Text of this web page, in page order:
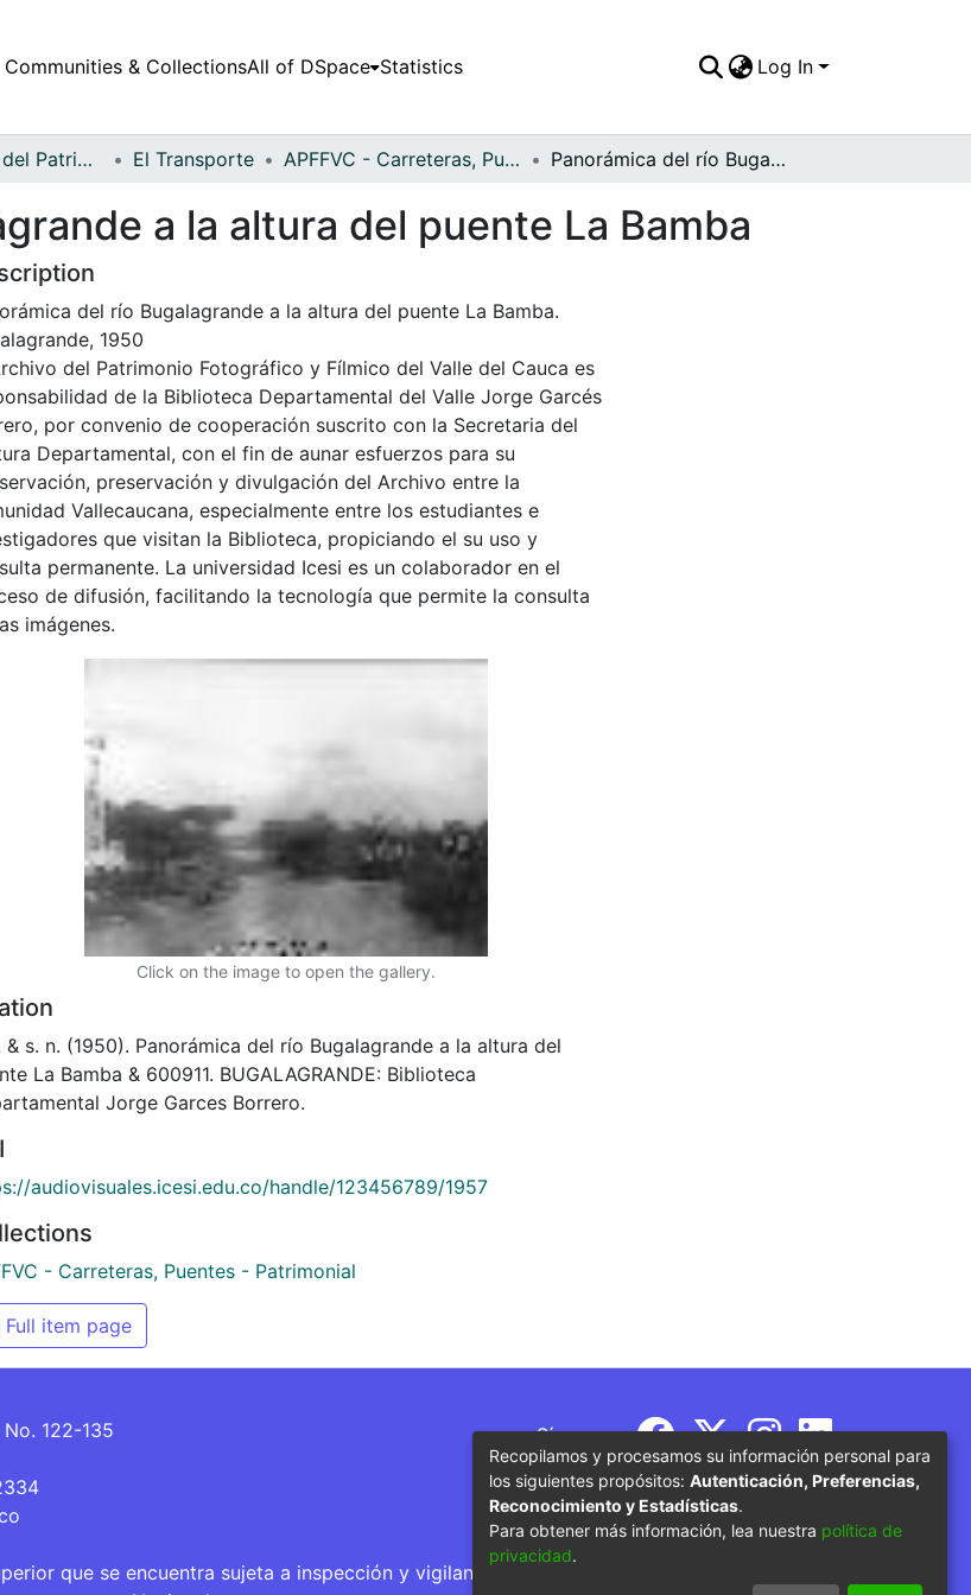
Communities & CollectionsAll of DSpace Statistics Log In
Fondo Archivo del Patrimonio Fotográfico y Fílmico del Valle del Cauca El Transporte APFFVC - Carreteras, Puentes - Patrimonial Panorámica del río Bugalagrande a la altura del puente La Bamba
a la altura del puente La Bamba
del río Bugalagrande a la altura del puente La Bamba.
1950
del Patrimonio Fotográfico y Fílmico del Valle del Cauca es
de la Biblioteca Departamental del Valle Jorge Garcés
por convenio de cooperación suscrito con la Secretaria del
Departamental, con el fin de aunar esfuerzos para su
preservación y divulgación del Archivo entre la
Vallecaucana, especialmente entre los estudiantes e
que visitan la Biblioteca, propiciando el su uso y
permanente. La universidad Icesi es un colaborador en el
de difusión, facilitando la tecnología que permite la consulta
imágenes.
Click on the image to open the gallery.
& s. n. (1950). Panorámica del río Bugalagrande a la altura del
La Bamba & 600911. BUGALAGRANDE: Biblioteca
Jorge Garces Borrero.
audiovisuales.icesi.edu.co/handle/123456789/1957
- Carreteras, Puentes - Patrimonial
Full item page
122-135
Síguenos
que se encuentra sujeta a inspección y vigilancia por parte del Ministerio de Educación
Recopilamos y procesamos su información personal para
los siguientes propósitos: Autenticación, Preferencias,
Reconocimiento y Estadísticas.
Para obtener más información, lea nuestra política de
privacidad.